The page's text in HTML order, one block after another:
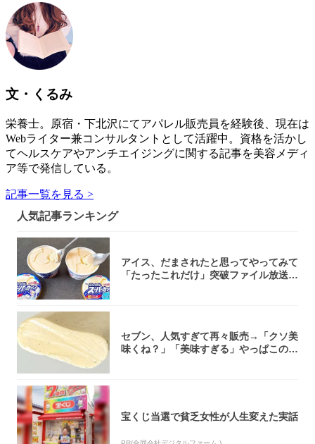
文・くるみ
栄養士。原宿・下北沢にてアパレル販売員を経験後、現在は
Webライター兼コンサルタントとして活躍中。資格を活かし
てヘルスケアやアンチエイジングに関する記事を美容メディ
ア等で発信している。
記事一覧を見る >
人気記事ランキング
アイス、だまされたと思ってやってみて
「たったこれだけ」突破ファイル放送で
セブン、人気すぎて再々販売→「クソ美
味くね？」「美味すぎる」やっぱこのク
宝くじ当選で貧乏女性が人生変えた実話